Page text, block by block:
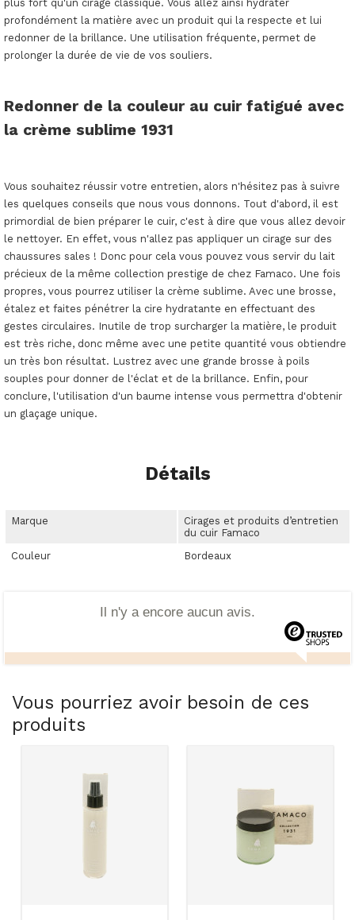
plus fort qu'un cirage classique. Vous allez ainsi hydrater
profondément la matière avec un produit qui la respecte et lui
redonner de la brillance. Une utilisation fréquente, permet de
prolonger la durée de vie de vos souliers.
Redonner de la couleur au cuir fatigué avec
la crème sublime 1931
Vous souhaitez réussir votre entretien, alors n'hésitez pas à suivre
les quelques conseils que nous vous donnons. Tout d'abord, il est
primordial de bien préparer le cuir, c'est à dire que vous allez devoir
le nettoyer. En effet, vous n'allez pas appliquer un cirage sur des
chaussures sales ! Donc pour cela vous pouvez vous servir du lait
précieux de la même collection prestige de chez Famaco. Une fois
propres, vous pourrez utiliser la crème sublime. Avec une brosse,
étalez et faites pénétrer la cire hydratante en effectuant des
gestes circulaires. Inutile de trop surcharger la matière, le produit
est très riche, donc même avec une petite quantité vous obtiendre
un très bon résultat. Lustrez avec une grande brosse à poils
souples pour donner de l'éclat et de la brillance. Enfin, pour
conclure, l'utilisation d'un baume intense vous permettra d'obtenir
un glaçage unique.
Détails
Marque
Cirages et produits d’entretien
du cuir Famaco
Couleur
Bordeaux
Il n'y a encore aucun avis.
Vous pourriez avoir besoin de ces
produits